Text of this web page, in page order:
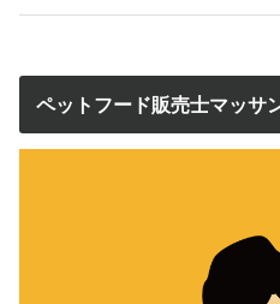
ペットフード販売士マッサ